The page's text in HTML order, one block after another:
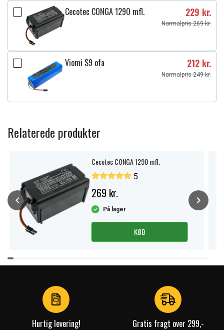
Cecotec CONGA 1290 mfl. 229 kr.
Normalpris 269 kr.
Viomi S9 ofa 212 kr.
Normalpris 249 kr.
Relaterede produkter
Cecotec CONGA 1290 mfl.
5
269 kr.
På lager
KØB
Item
1
Hurtig levering! Gratis fragt over 299,-